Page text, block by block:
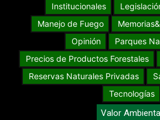
Institucionales
Manejo de Fuego
Opinión
Parques
Precios de Productos Forestales
Reservas Naturales Privadas
Tecnologías
Valor